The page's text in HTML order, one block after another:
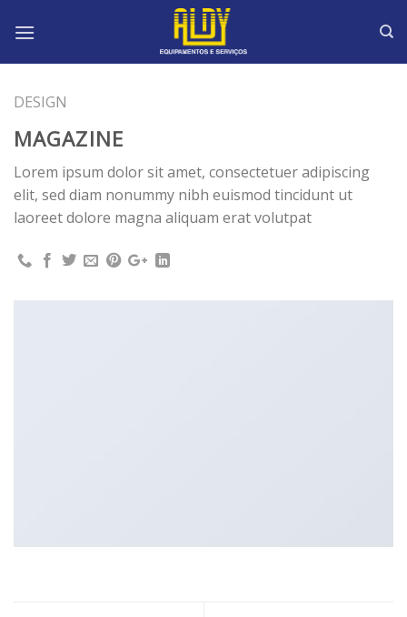
DESIGN
MAGAZINE
Lorem ipsum dolor sit amet, consectetuer adipiscing
elit, sed diam nonummy nibh euismod tincidunt ut
laoreet dolore magna aliquam erat volutpat